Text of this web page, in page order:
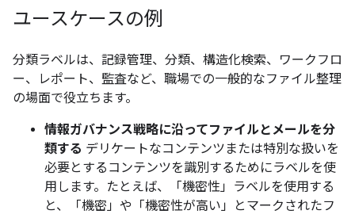
ユースケースの例
分類ラベルは、記録管理、分類、構造化検索、ワークフロ
ー、レポート、監査など、職場での一般的なファイル整理
の場面で役立ちます。
情報ガバナンス戦略に沿ってファイルとメールを分
類する デリケートなコンテンツまたは特別な扱いを
必要とするコンテンツを識別するためにラベルを使
用します。たとえば、「機密性」ラベルを使用する
と、「機密」や「機密性が高い」とマークされたフ